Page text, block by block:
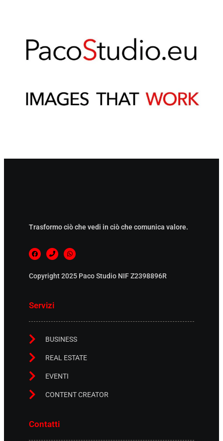
Trasformo ciò che vedi in ciò che comunica valore.
Copyright 2025 Paco Studio NIF Z2398896R
Servizi
BUSINESS
REAL ESTATE
EVENTI
CONTENT CREATOR
Contatti